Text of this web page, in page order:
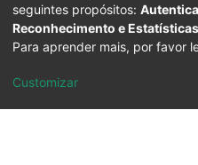
seguintes propósitos:
Reconhecimento e Estatísticas
Para aprender mais, por favor
Customizar